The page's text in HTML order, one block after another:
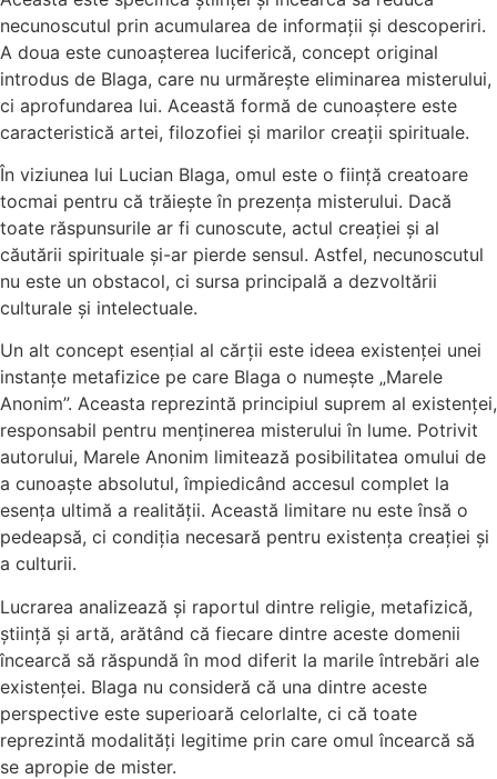
necunoscutul prin acumularea de informații și descoperiri.
A doua este cunoașterea luciferică, concept original
introdus de Blaga, care nu urmărește eliminarea misterului,
ci aprofundarea lui. Această formă de cunoaștere este
caracteristică artei, filozofiei și marilor creații spirituale.
În viziunea lui Lucian Blaga, omul este o ființă creatoare
tocmai pentru că trăiește în prezența misterului. Dacă
toate răspunsurile ar fi cunoscute, actul creației și al
căutării spirituale și-ar pierde sensul. Astfel, necunoscutul
nu este un obstacol, ci sursa principală a dezvoltării
culturale și intelectuale.
Un alt concept esențial al cărții este ideea existenței unei
instanțe metafizice pe care Blaga o numește „Marele
Anonim”. Aceasta reprezintă principiul suprem al existenței,
responsabil pentru menținerea misterului în lume. Potrivit
autorului, Marele Anonim limitează posibilitatea omului de
a cunoaște absolutul, împiedicând accesul complet la
esența ultimă a realității. Această limitare nu este însă o
pedeapsă, ci condiția necesară pentru existența creației și
a culturii.
Lucrarea analizează și raportul dintre religie, metafizică,
știință și artă, arătând că fiecare dintre aceste domenii
încearcă să răspundă în mod diferit la marile întrebări ale
existenței. Blaga nu consideră că una dintre aceste
perspective este superioară celorlalte, ci că toate
reprezintă modalități legitime prin care omul încearcă să
se apropie de mister.